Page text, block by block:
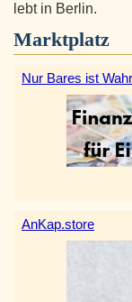
lebt in Berlin.
Marktplatz
Nur Bares ist
AnKap.store